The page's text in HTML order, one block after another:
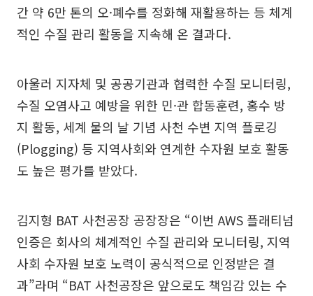
간 약 6만 톤의 오·폐수를 정화해 재활용하는 등 체계
적인 수질 관리 활동을 지속해 온 결과다.
아울러 지자체 및 공공기관과 협력한 수질 모니터링,
수질 오염사고 예방을 위한 민·관 합동훈련, 홍수 방
지 활동, 세계 물의 날 기념 사천 수변 지역 플로깅
(Plogging) 등 지역사회와 연계한 수자원 보호 활동
도 높은 평가를 받았다.
김지형 BAT 사천공장 공장장은 “이번 AWS 플래티넘
인증은 회사의 체계적인 수질 관리와 모니터링, 지역
사회 수자원 보호 노력이 공식적으로 인정받은 결
과”라며 “BAT 사천공장은 앞으로도 책임감 있는 수